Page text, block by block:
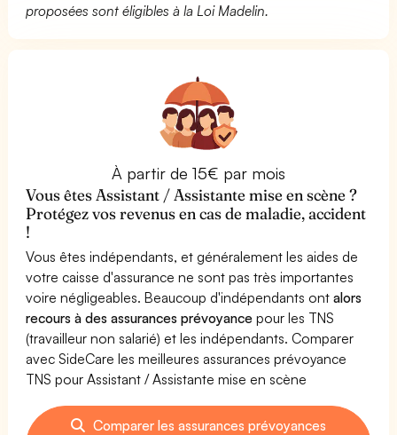
proposées sont éligibles à la Loi Madelin.
À partir de 15€ par mois
Vous êtes Assistant / Assistante mise en scène ?
Protégez vos revenus en cas de maladie, accident
!
Vous êtes indépendants, et généralement les aides de
votre caisse d'assurance ne sont pas très importantes
voire négligeables. Beaucoup d'indépendants ontalors
recours à des assurances prévoyance pour les TNS
(travailleur non salarié) et les indépendants. Comparer
avec SideCare les meilleures assurances prévoyance
TNS pour Assistant / Assistante mise en scène
Comparer les assurances prévoyances